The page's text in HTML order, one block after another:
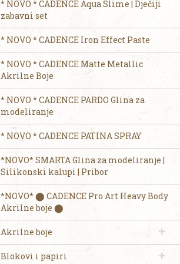
* NOVO * CADENCE Aqua Slime | Dječiji
zabavni set
* NOVO * CADENCE Iron Effect Paste
* NOVO * CADENCE Matte Metallic
Akrilne Boje
* NOVO * CADENCE PARDO Glina za
modeliranje
* NOVO * CADENCE PATINA SPRAY
*NOVO* SMARTA Glina za modeliranje |
Silikonski kalupi | Pribor
*NOVO* ⬤ CADENCE Pro Art Heavy Body
Akrilne boje ⬤
Akrilne boje
Blokovi i papiri